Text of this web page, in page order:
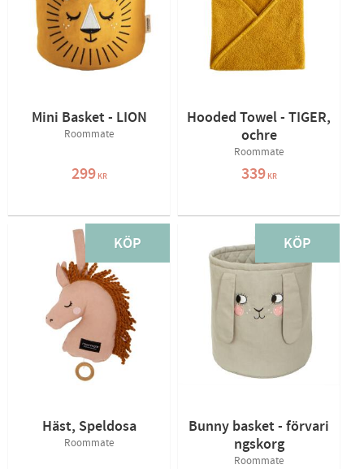
Mini Basket - LION
Roommate
299KR
Hooded Towel - TIGER,
ochre
Roommate
339KR
Häst, Speldosa
Roommate
KÖP
Bunny basket - förvari
ngskorg
Roommate
KÖP